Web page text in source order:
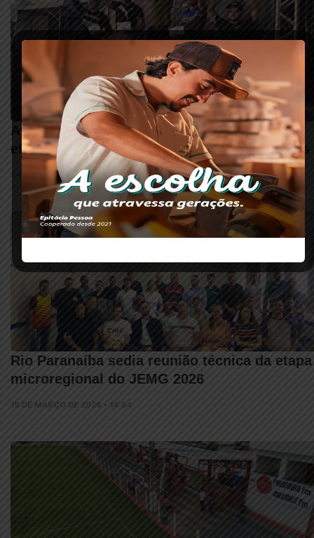
Atletas de Rio Paranaíba se destacam em
etapa do Circuito Estrada Real de Motocross
24 DE MARÇO DE 2026 • 15:20
Rio Paranaíba sedia reunião técnica da etapa
microregional do JEMG 2026
19 DE MARÇO DE 2026 • 14:54